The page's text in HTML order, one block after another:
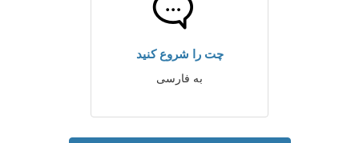
چت را شروع کنید
به فارسی